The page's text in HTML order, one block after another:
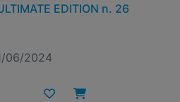
EDITION n. 26
06/2024